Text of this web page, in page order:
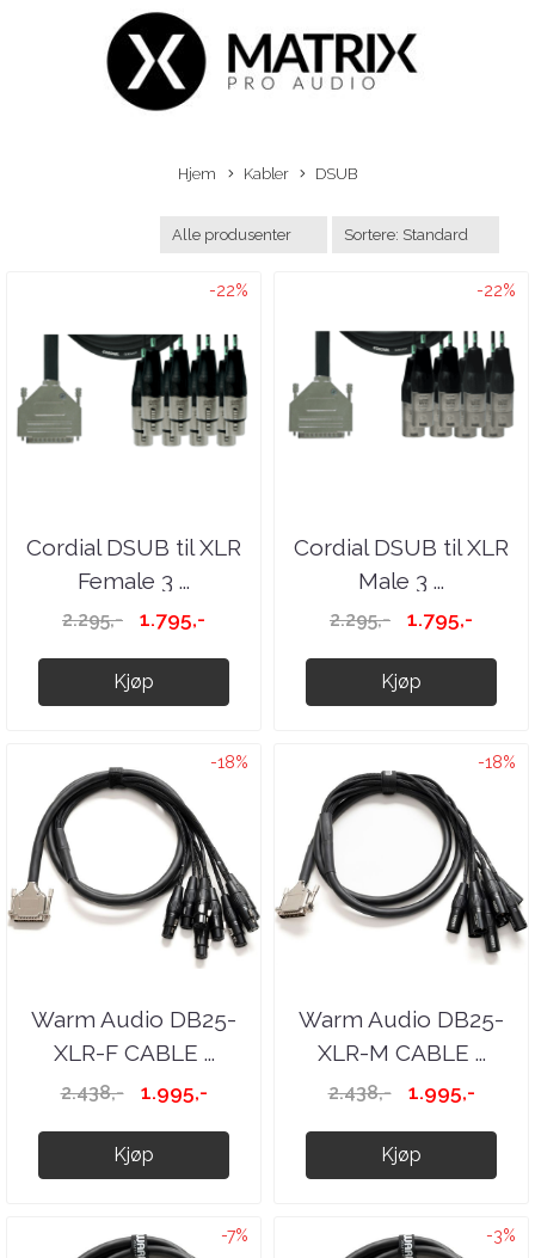
Hjem Kabler DSUB
-22%
Cordial DSUB til XLR
Female 3 ...
2.295,- 1.795,-
Kjøp
-22%
Cordial DSUB til XLR
Male 3 ...
2.295,- 1.795,-
Kjøp
-18%
Warm Audio DB25-
XLR-F CABLE ...
2.438,- 1.995,-
Kjøp
-18%
Warm Audio DB25-
XLR-M CABLE ...
2.438,- 1.995,-
Kjøp
-7% -3%